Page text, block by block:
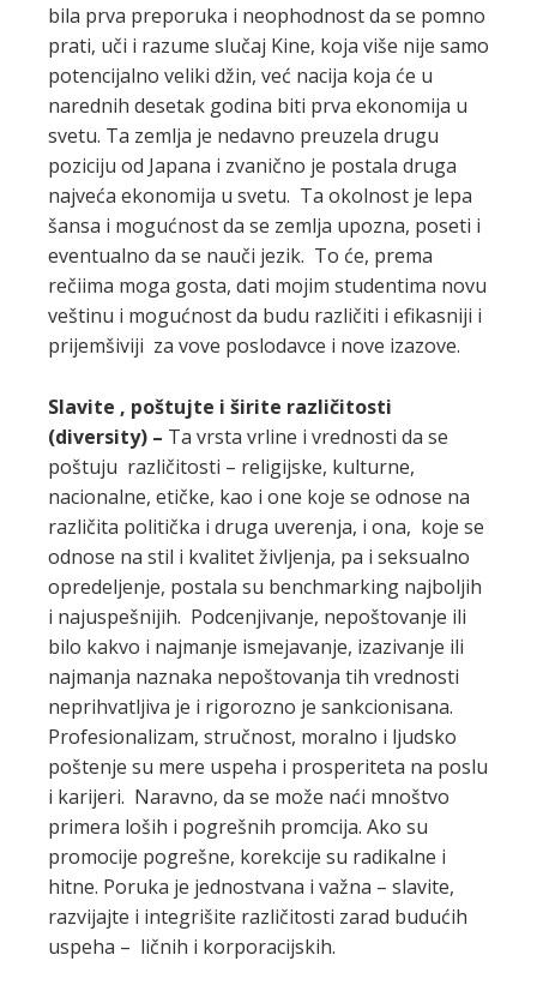
bila prva preporuka i neophodnost da se pomno
prati, uči i razume slučaj Kine, koja više nije samo
potencijalno veliki džin, već nacija koja će u
narednih desetak godina biti prva ekonomija u
svetu. Ta zemlja je nedavno preuzela drugu
poziciju od Japana i zvanično je postala druga
najveća ekonomija u svetu. Ta okolnost je lepa
šansa i mogućnost da se zemlja upozna, poseti i
eventualno da se nauči jezik. To će, prema
rečiima moga gosta, dati mojim studentima novu
veštinu i mogućnost da budu različiti i efikasniji i
prijemšiviji za vove poslodavce i nove izazove.
Slavite , poštujte i širite različitosti
(diversity) – Ta vrsta vrline i vrednosti da se
poštuju različitosti – religijske, kulturne,
nacionalne, etičke, kao i one koje se odnose na
različita politička i druga uverenja, i ona, koje se
odnose na stil i kvalitet življenja, pa i seksualno
opredeljenje, postala su benchmarking najboljih
i najuspešnijih. Podcenjivanje, nepoštovanje ili
bilo kakvo i najmanje ismejavanje, izazivanje ili
najmanja naznaka nepoštovanja tih vrednosti
neprihvatljiva je i rigorozno je sankcionisana.
Profesionalizam, stručnost, moralno i ljudsko
poštenje su mere uspeha i prosperiteta na poslu
i karijeri. Naravno, da se može naći mnoštvo
primera loših i pogrešnih promcija. Ako su
promocije pogrešne, korekcije su radikalne i
hitne. Poruka je jednostvana i važna – slavite,
razvijajte i integrišite različitosti zarad budućih
uspeha – ličnih i korporacijskih.